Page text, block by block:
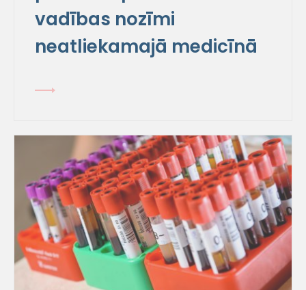
vadības nozīmi
neatliekamajā medicīnā